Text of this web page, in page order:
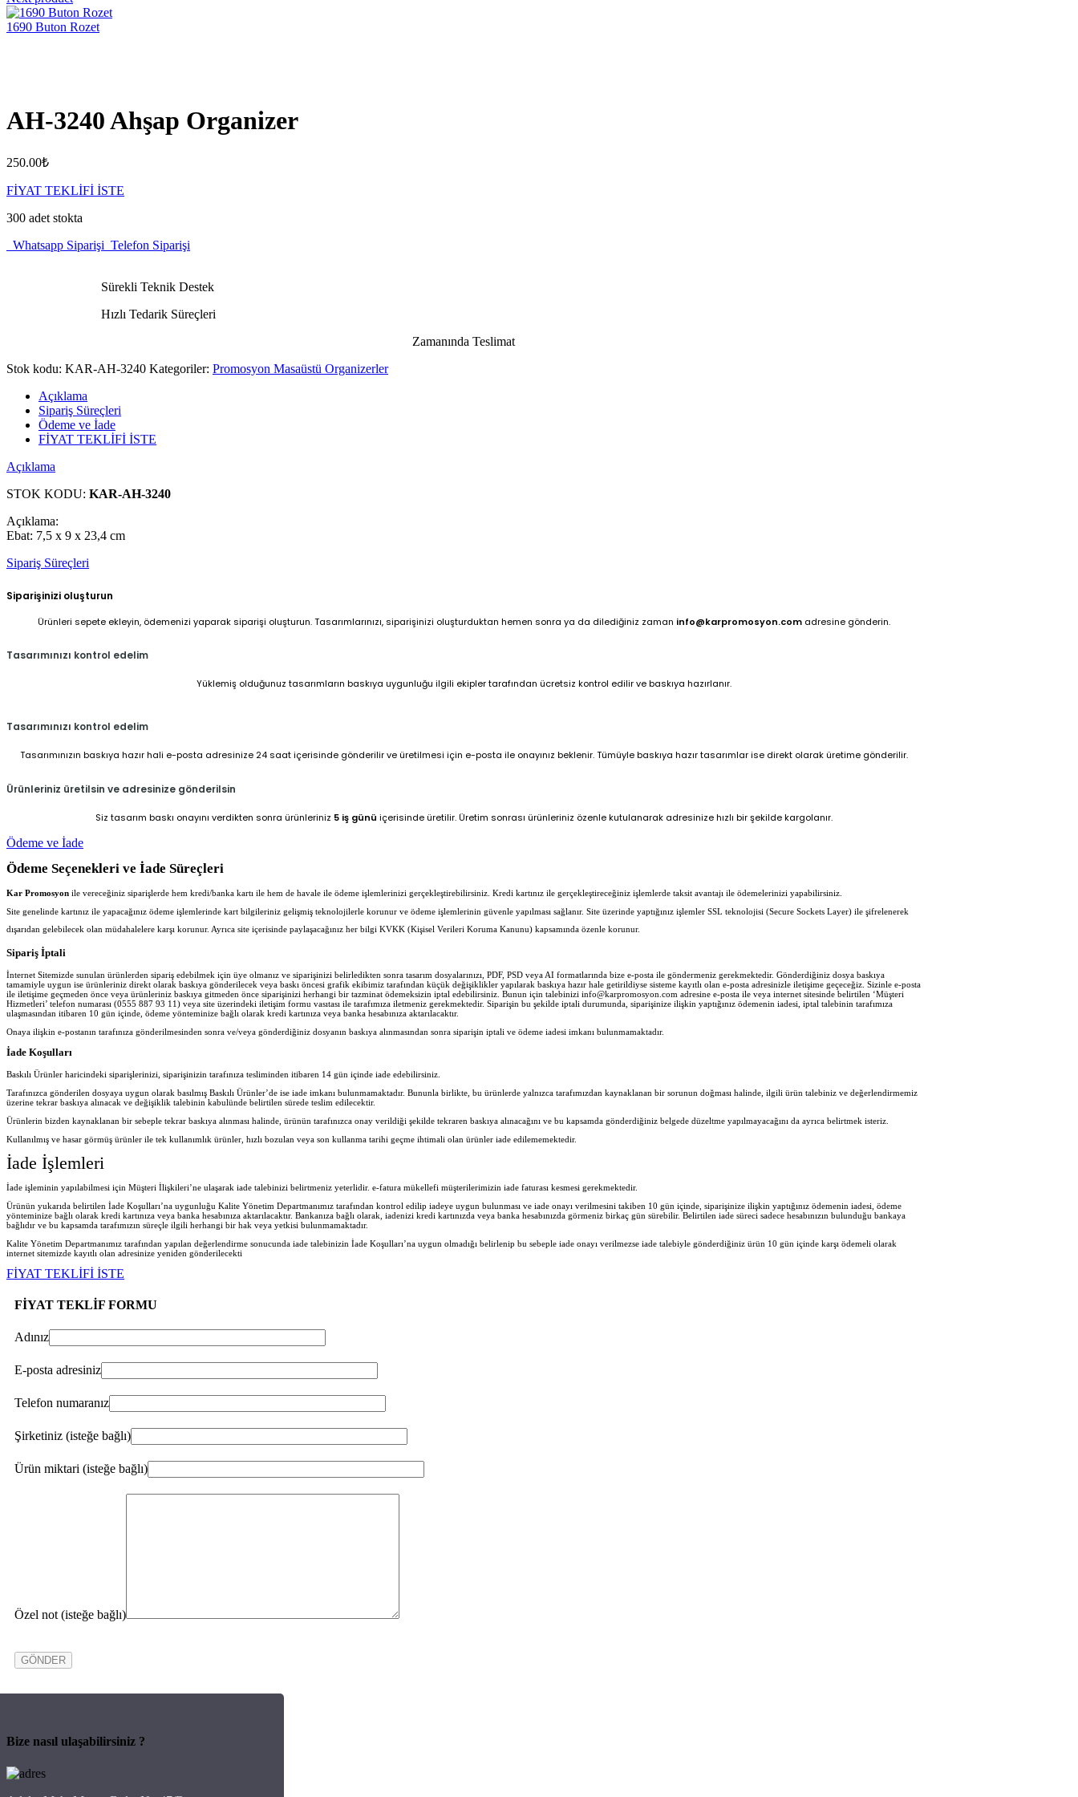
1690 Buton Rozet
AH-3240 Ahşap Organizer
250.00₺
FİYAT TEKLİFİ İSTE
300 adet stokta
Whatsapp Siparişi Telefon Siparişi
Sürekli Teknik Destek
Hızlı Tedarik Süreçleri
Zamanında Teslimat
Stok kodu: KAR-AH-3240 Kategoriler: Promosyon Masaüstü Organizerler
Açıklama
Sipariş Süreçleri
Ödeme ve İade
FİYAT TEKLİFİ İSTE
Açıklama
STOK KODU: KAR-AH-3240
Açıklama:
Ebat: 7,5 x 9 x 23,4 cm
Sipariş Süreçleri
Siparişinizi oluşturun
Ürünleri sepete ekleyin, ödemenizi yaparak siparişi oluşturun. Tasarımlarınızı, siparişinizi oluşturduktan hemen sonra ya da dilediğiniz zaman info@karpromosyon.comadresine gönderin.
Tasarımınızı kontrol edelim
Yüklemiş olduğunuz tasarımların baskıya uygunluğu ilgili ekipler tarafından ücretsiz kontrol edilir ve baskıya hazırlanır.
Tasarımınızı kontrol edelim
Tasarımınızın baskıya hazır hali e-posta adresinize 24 saat içerisinde gönderilir ve üretilmesi için e-posta ile onayınız beklenir. Tümüyle baskıya hazır tasarımlar ise direkt olarak üretime gönderilir.
Ürünleriniz üretilsin ve adresinize gönderilsin
Siz tasarım baskı onayını verdikten sonra ürünleriniz 5 iş günü içerisinde üretilir. Üretim sonrası ürünleriniz özenle kutulanarak adresinize hızlı bir şekilde kargolanır.
Ödeme ve İade
Ödeme Seçenekleri ve İade Süreçleri
Kar Promosyon ile vereceğiniz siparişlerde hem kredi/banka kartı ile hem de havale ile ödeme işlemlerinizi gerçekleştirebilirsiniz. Kredi kartınız ile gerçekleştireceğiniz işlemlerde taksit avantajı ile ödemelerinizi yapabilirsiniz.
Site genelinde kartınız ile yapacağınız ödeme işlemlerinde kart bilgileriniz gelişmiş teknolojilerle korunur ve ödeme işlemlerinin güvenle yapılması sağlanır. Site üzerinde yaptığınız işlemler SSL teknolojisi (Secure Sockets Layer) ile şifrelenerek
dışarıdan gelebilecek olan müdahalelere karşı korunur. Ayrıca site içerisinde paylaşacağınız her bilgi KVKK (Kişisel Verileri Koruma Kanunu) kapsamında özenle korunur.
Sipariş İptali
İnternet Sitemizde sunulan ürünlerden sipariş edebilmek için üye olmanız ve siparişinizi belirledikten sonra tasarım dosyalarınızı, PDF, PSD veya AI formatlarında bize e-posta ile göndermeniz gerekmektedir. Gönderdiğiniz dosya baskıya
tamamiyle uygun ise ürünleriniz direkt olarak baskıya gönderilecek veya baskı öncesi grafik ekibimiz tarafından küçük değişiklikler yapılarak baskıya hazır hale getirildiyse sisteme kayıtlı olan e-posta adresinizle iletişime geçeceğiz. Sizinle e-posta
ile iletişime geçmeden önce veya ürünleriniz baskıya gitmeden önce siparişinizi herhangi bir tazminat ödemeksizin iptal edebilirsiniz. Bunun için talebinizi info@karpromosyon.com adresine e-posta ile veya internet sitesinde belirtilen ‘Müşteri
Hizmetleri’ telefon numarası (0555 887 93 11) veya site üzerindeki iletişim formu vasıtası ile tarafımıza iletmeniz gerekmektedir. Siparişin bu şekilde iptali durumunda, siparişinize ilişkin yaptığınız ödemenin iadesi, iptal talebinin tarafımıza
ulaşmasından itibaren 10 gün içinde, ödeme yönteminize bağlı olarak kredi kartınıza veya banka hesabınıza aktarılacaktır.
Onaya ilişkin e-postanın tarafınıza gönderilmesinden sonra ve/veya gönderdiğiniz dosyanın baskıya alınmasından sonra siparişin iptali ve ödeme iadesi imkanı bulunmamaktadır.
İade Koşulları
Baskılı Ürünler haricindeki siparişlerinizi, siparişinizin tarafınıza tesliminden itibaren 14 gün içinde iade edebilirsiniz.
Tarafınızca gönderilen dosyaya uygun olarak basılmış Baskılı Ürünler’de ise iade imkanı bulunmamaktadır. Bununla birlikte, bu ürünlerde yalnızca tarafımızdan kaynaklanan bir sorunun doğması halinde, ilgili ürün talebiniz ve değerlendirmemiz
üzerine tekrar baskıya alınacak ve değişiklik talebinin kabulünde belirtilen sürede teslim edilecektir.
Ürünlerin bizden kaynaklanan bir sebeple tekrar baskıya alınması halinde, ürünün tarafınızca onay verildiği şekilde tekraren baskıya alınacağını ve bu kapsamda gönderdiğiniz belgede düzeltme yapılmayacağını da ayrıca belirtmek isteriz.
Kullanılmış ve hasar görmüş ürünler ile tek kullanımlık ürünler, hızlı bozulan veya son kullanma tarihi geçme ihtimali olan ürünler iade edilememektedir.
İade İşlemleri
İade işleminin yapılabilmesi için Müşteri İlişkileri’ne ulaşarak iade talebinizi belirtmeniz yeterlidir. e-fatura mükellefi müşterilerimizin iade faturası kesmesi gerekmektedir.
Ürünün yukarıda belirtilen İade Koşulları’na uygunluğu Kalite Yönetim Departmanımız tarafından kontrol edilip iadeye uygun bulunması ve iade onayı verilmesini takiben 10 gün içinde, siparişinize ilişkin yaptığınız ödemenin iadesi, ödeme
yönteminize bağlı olarak kredi kartınıza veya banka hesabınıza aktarılacaktır. Bankanıza bağlı olarak, iadenizi kredi kartınızda veya banka hesabınızda görmeniz birkaç gün sürebilir. Belirtilen iade süreci sadece hesabınızın bulunduğu bankaya
bağlıdır ve bu kapsamda tarafımızın süreçle ilgili herhangi bir hak veya yetkisi bulunmamaktadır.
Kalite Yönetim Departmanımız tarafından yapılan değerlendirme sonucunda iade talebinizin İade Koşulları’na uygun olmadığı belirlenip bu sebeple iade onayı verilmezse iade talebiyle gönderdiğiniz ürün 10 gün içinde karşı ödemeli olarak
internet sitemizde kayıtlı olan adresinize yeniden gönderilecekti
FİYAT TEKLİFİ İSTE
FİYAT TEKLİF FORMU
Adınız
E-posta adresiniz
Telefon numaranız
Şirketiniz (isteğe bağlı)
Ürün miktari (isteğe bağlı)
Özel not (isteğe bağlı)
Bize nasıl ulaşabilirsiniz ?